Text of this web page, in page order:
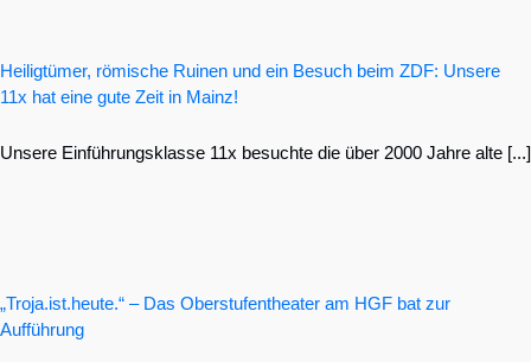
Heiligtümer, römische Ruinen und ein Besuch beim ZDF: Unsere
11x hat eine gute Zeit in Mainz!
Unsere Einführungsklasse 11x besuchte die über 2000 Jahre alte [...]
„Troja.ist.heute.“ – Das Oberstufentheater am HGF bat zur
Aufführung